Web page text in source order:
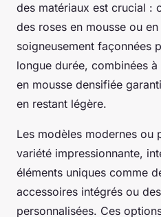
des matériaux est crucial :
des roses en mousse ou
soigneusement façonnées
longue durée, combinées
en mousse densifiée
en restant légère.
Les modèles modernes ou
variété impressionnante,
éléments uniques comme
accessoires intégrés ou
personnalisées. Ces